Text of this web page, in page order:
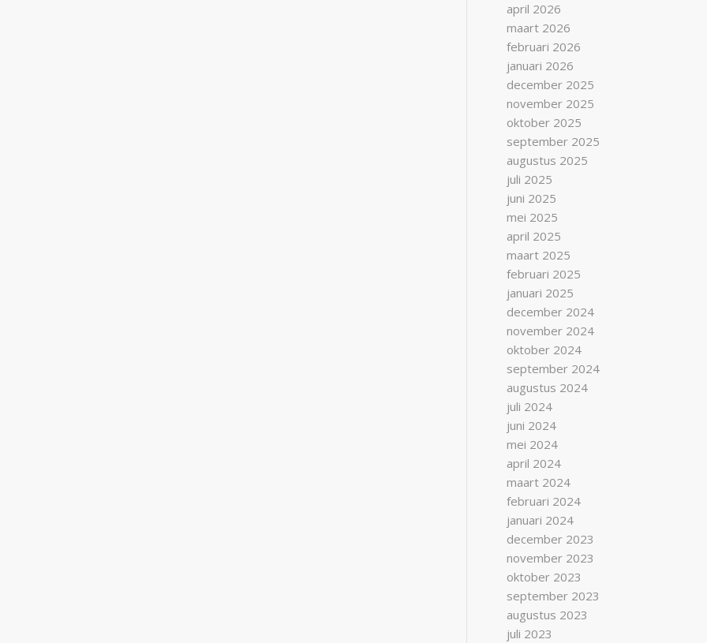
april 2026
maart 2026
februari 2026
januari 2026
december 2025
november 2025
oktober 2025
september 2025
augustus 2025
juli 2025
juni 2025
mei 2025
april 2025
maart 2025
februari 2025
januari 2025
december 2024
november 2024
oktober 2024
september 2024
augustus 2024
juli 2024
juni 2024
mei 2024
april 2024
maart 2024
februari 2024
januari 2024
december 2023
november 2023
oktober 2023
september 2023
augustus 2023
juli 2023